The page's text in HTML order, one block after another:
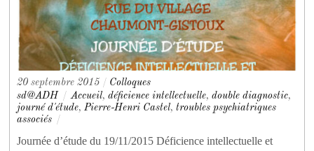
20 septembre 2015 / Colloques
sd@ADH
/ Accueil,déficience intellectuelle,double diagnostic,
journé d'étude,Pierre-Henri Castel,troubles psychiatriques
associés /
Journée d’étude du 19/11/2015 Déficience intellectuelle et